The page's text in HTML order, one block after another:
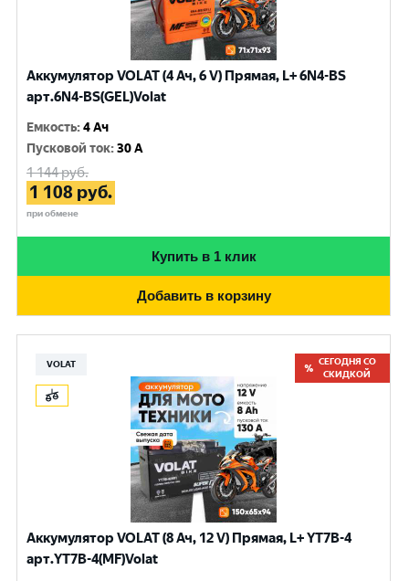
Аккумулятор VOLAT (4 Ач, 6 V) Прямая, L+ 6N4-BS
арт.6N4-BS(GEL)Volat
Емкость:4 Ач
Пусковой ток:30 A
1 144руб.
1 108 руб.
при обмене
Купить в 1 клик
Добавить в корзину
VOLAT
СЕГОДНЯ СО
СКИДКОЙ
Аккумулятор VOLAT (8 Ач, 12 V) Прямая, L+ YT7B-4
арт.YT7B-4(MF)Volat